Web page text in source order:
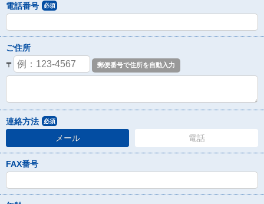
電話番号 必須
ご住所
〒
連絡方法 必須
メール 電話
FAX番号